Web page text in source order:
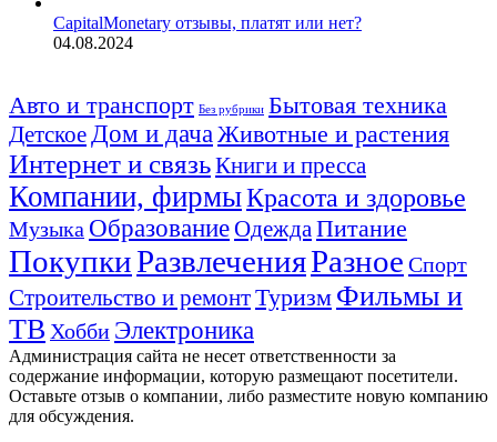
CapitalMonetary отзывы, платят или нет?
04.08.2024
Авто и транспорт Без рубрики Бытовая техника
Детское Дом и дача Животные и растения
Интернет и связьКниги и пресса
Компании, фирмыКрасота и здоровье
Музыка ОбразованиеОдежда Питание
ПокупкиРазвлеченияРазное Спорт
Строительство и ремонтТуризм Фильмы и
ТВ Хобби Электроника
Администрация сайта не несет ответственности за
содержание информации, которую размещают посетители.
Оставьте отзыв о компании, либо разместите новую компанию
для обсуждения.